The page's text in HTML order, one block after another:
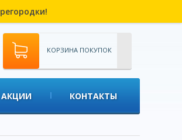
КОРЗИНА ПОКУПОК
АКЦИИ КОНТАКТЫ